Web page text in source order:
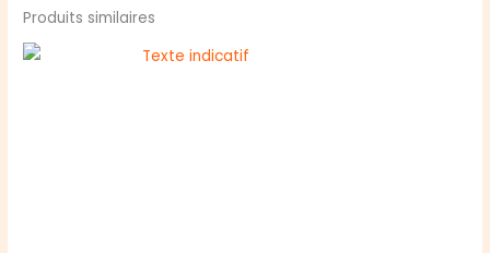
Produits similaires